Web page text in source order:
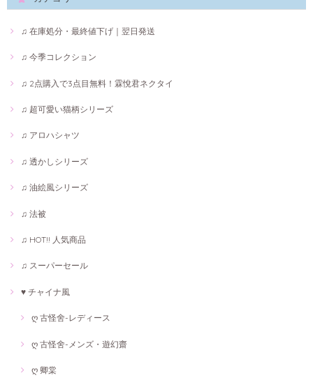
♫ 在庫処分・最終値下げ｜翌日発送
♫ 今季コレクション
♫ 2点購入で3点目無料！霖悅君ネクタイ
♫ 超可愛い猫柄シリーズ
♫ アロハシャツ
♫ 透かしシリーズ
♫ 油絵風シリーズ
♫ 法被
♫ HOT!! 人気商品
♫ スーパーセール
♥ チャイナ風
ღ 古怪舍-レディース
ღ 古怪舍-メンズ・遊幻齋
ღ 卿棠